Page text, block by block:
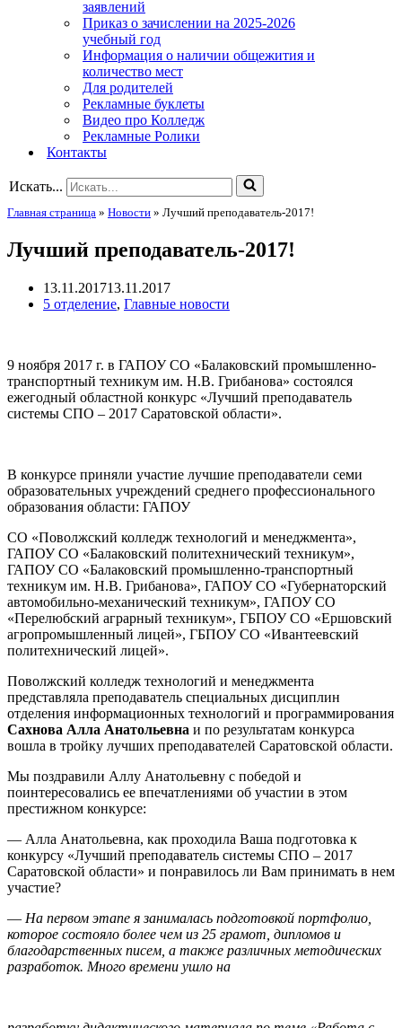
заявлений
Приказ о зачислении на 2025-2026
учебный год
Информация о наличии общежития и
количество мест
Для родителей
Рекламные буклеты
Видео про Колледж
Рекламные Ролики
Контакты
Искать...
Главная страница » Новости » Лучший преподаватель-2017!
Лучший преподаватель-2017!
13.11.201713.11.2017
5 отделение, Главные новости
9 ноября 2017 г. в ГАПОУ СО «Балаковский промышленно-
транспортный техникум им. Н.В. Грибанова» состоялся
ежегодный областной конкурс «Лучший преподаватель
системы СПО – 2017 Саратовской области».
В конкурсе приняли участие лучшие преподаватели семи
образовательных учреждений среднего профессионального
образования области: ГАПОУ
СО «Поволжский колледж технологий и менеджмента»,
ГАПОУ СО «Балаковский политехнический техникум»,
ГАПОУ СО «Балаковский промышленно-транспортный
техникум им. Н.В. Грибанова», ГАПОУ СО «Губернаторский
автомобильно-механический техникум», ГАПОУ СО
«Перелюбский аграрный техникум», ГБПОУ СО «Ершовский
агропромышленный лицей», ГБПОУ СО «Ивантеевский
политехнический лицей».
Поволжский колледж технологий и менеджмента
представляла преподаватель специальных дисциплин
отделения информационных технологий и программирования
Сахнова Алла Анатольевна и по результатам конкурса
вошла в тройку лучших преподавателей Саратовской области.
Мы поздравили Аллу Анатольевну с победой и
поинтересовались ее впечатлениями об участии в этом
престижном конкурсе:
— Алла Анатольевна, как проходила Ваша подготовка к
конкурсу «Лучший преподаватель системы СПО – 2017
Саратовской области» и понравилось ли Вам принимать в нем
участие?
— На первом этапе я занималась подготовкой портфолио,
которое состояло более чем из 25 грамот, дипломов и
благодарственных писем, а также различных методических
разработок. Много времени ушло на